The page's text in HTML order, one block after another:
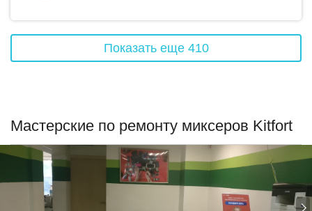
Показать еще 410
Мастерские по ремонту миксеров Kitfort